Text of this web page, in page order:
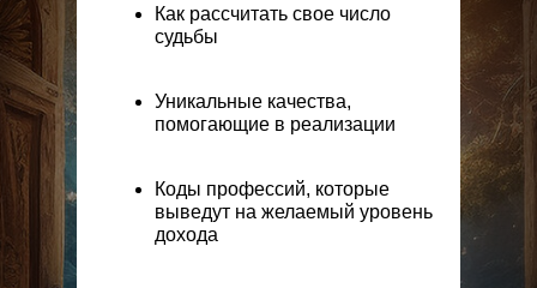
Как рассчитать свое число
судьбы
Уникальные качества,
помогающие в реализации
Коды профессий, которые
выведут на желаемый уровень
дохода